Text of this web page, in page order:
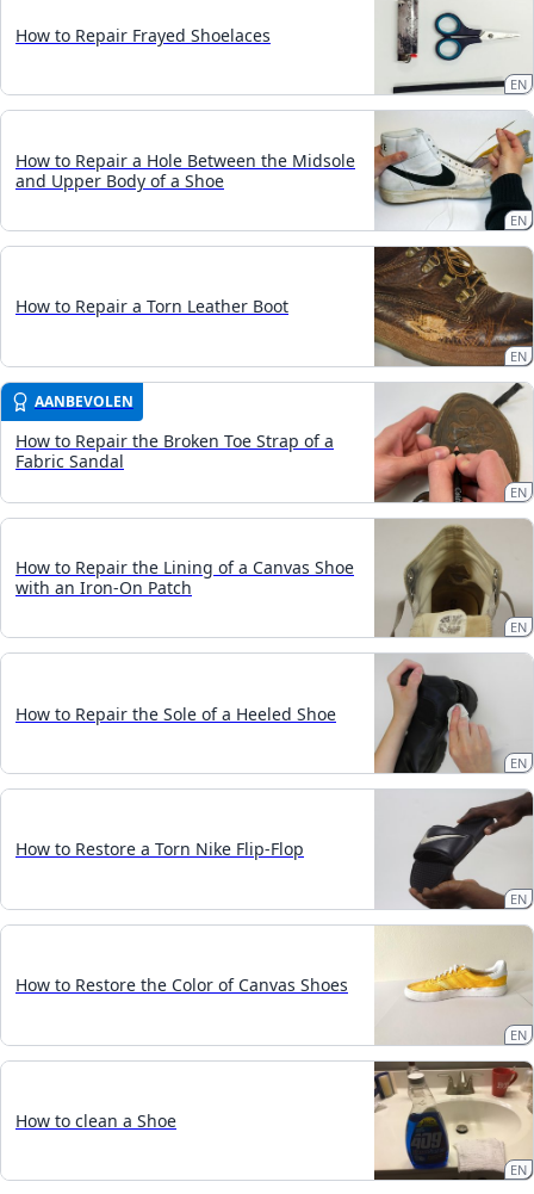
How to Repair Frayed Shoelaces
EN
How to Repair a Hole Between the Midsole
and Upper Body of a Shoe
EN
How to Repair a Torn Leather Boot
EN
AANBEVOLEN
How to Repair the Broken Toe Strap of a
Fabric Sandal
EN
How to Repair the Lining of a Canvas Shoe
with an Iron-On Patch
EN
How to Repair the Sole of a Heeled Shoe
EN
How to Restore a Torn Nike Flip-Flop
EN
How to Restore the Color of Canvas Shoes
EN
How to clean a Shoe
EN